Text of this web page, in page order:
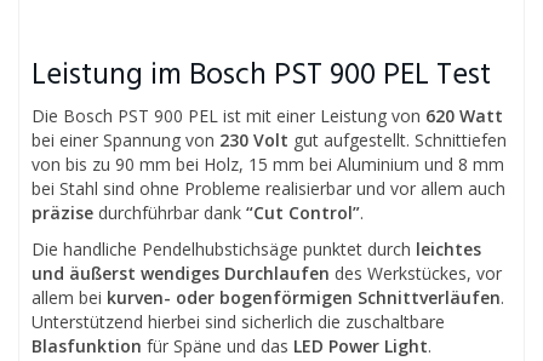
Leistung im Bosch PST 900 PEL Test
Die Bosch PST 900 PEL ist mit einer Leistung von 620 Watt
bei einer Spannung von 230 Volt gut aufgestellt. Schnittiefen
von bis zu 90 mm bei Holz, 15 mm bei Aluminium und 8 mm
bei Stahl sind ohne Probleme realisierbar und vor allem auch
präzise durchführbar dank “Cut Control”.
Die handliche Pendelhubstichsäge punktet durch leichtes
und äußerst wendiges Durchlaufen des Werkstückes, vor
allem bei kurven- oder bogenförmigen Schnittverläufen.
Unterstützend hierbei sind sicherlich die zuschaltbare
Blasfunktion für Späne und das LED Power Light.